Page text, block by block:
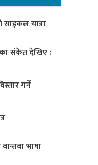
साइकल यात्रा
संकेत देखिए :
गर्ने
भाषा